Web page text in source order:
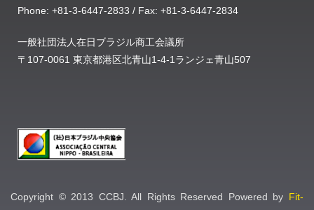
Phone: +81-3-6447-2833 / Fax: +81-3-6447-2834
一般社団法人在日ブラジル商工会議所
〒107-0061 東京都港区北青山1-4-1ランジェ青山507
Copyright © 2013 CCBJ. All Rights Reserved Powered by Fit-